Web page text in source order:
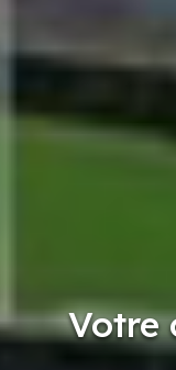
Votre